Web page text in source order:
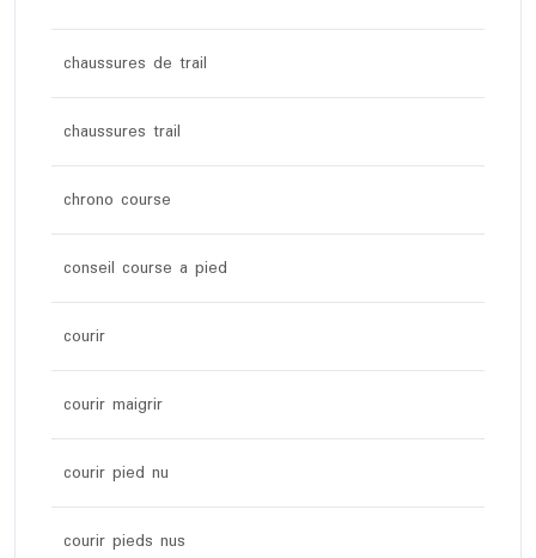
chaussures de trail
chaussures trail
chrono course
conseil course a pied
courir
courir maigrir
courir pied nu
courir pieds nus